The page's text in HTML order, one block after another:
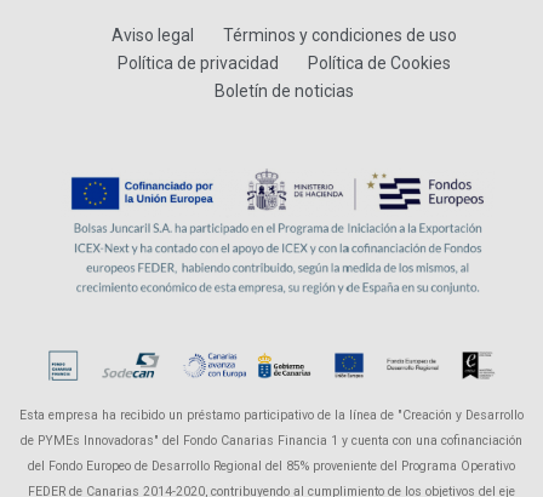
Aviso legal
Términos y condiciones de uso
Política de privacidad
Política de Cookies
Boletín de noticias
Esta empresa ha recibido un préstamo participativo de la línea de "Creación y Desarrollo
de PYMEs Innovadoras" del Fondo Canarias Financia 1 y cuenta con una cofinanciación
del Fondo Europeo de Desarrollo Regional del 85% proveniente del Programa Operativo
FEDER de Canarias 2014-2020, contribuyendo al cumplimiento de los objetivos del eje